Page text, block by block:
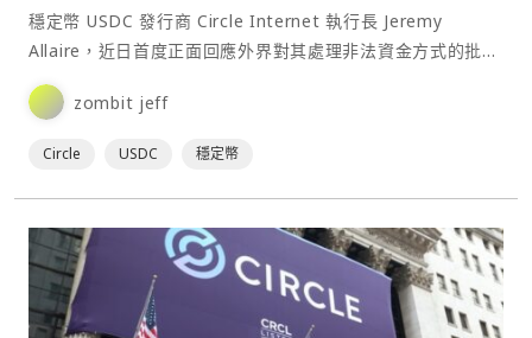
穩定幣 USDC 發行商 Circle Internet 執行長 Jeremy
Allaire，近日首度正面回應外界對其處理非法資金方式的批
評，強調公司只有在具備正⋯
zombit jeff
Circle USDC 穩定幣